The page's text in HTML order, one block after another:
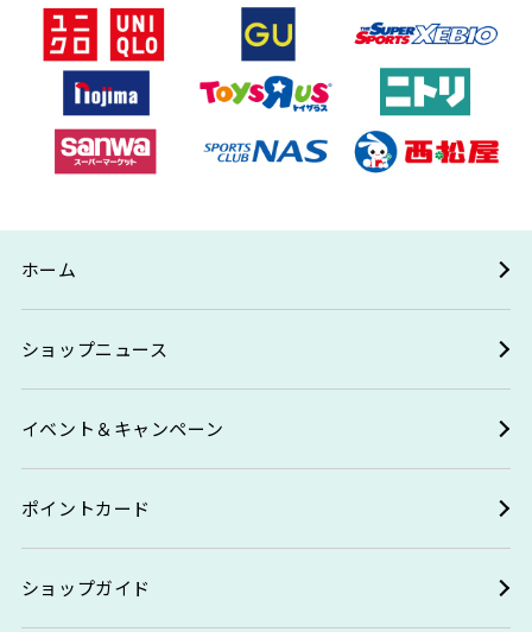
ホーム
ショップニュース
イベント＆キャンペーン
ポイントカード
ショップガイド